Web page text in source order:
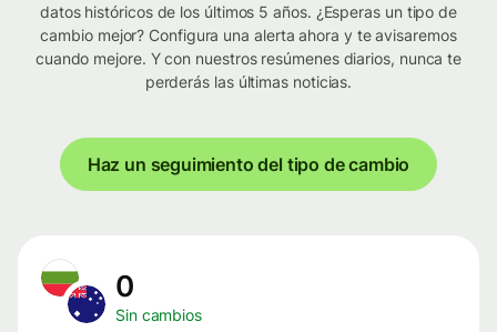
datos históricos de los últimos 5 años. ¿Esperas un tipo de
cambio mejor? Configura una alerta ahora y te avisaremos
cuando mejore. Y con nuestros resúmenes diarios, nunca te
perderás las últimas noticias.
Haz un seguimiento del tipo de cambio
0
Sin cambios